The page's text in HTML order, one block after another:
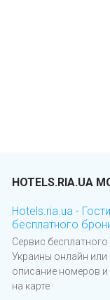
HOTELS.RIA.UA
Hotels.ria.ua -
бесплатного
Сервис
Украины онлайн или
описание номеров
на карте